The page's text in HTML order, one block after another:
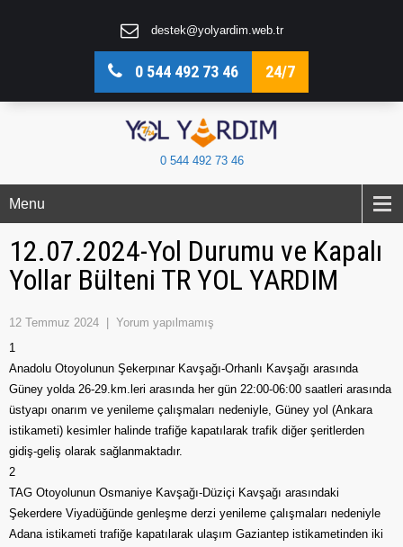
destek@yolyardim.web.tr
0 544 492 73 46 24/7
0 544 492 73 46
Menu
12.07.2024-Yol Durumu ve Kapalı
Yollar Bülteni TR YOL YARDIM
12 Temmuz 2024
Yorum yapılmamış
1
Anadolu Otoyolunun Şekerpınar Kavşağı-Orhanlı Kavşağı arasında
Güney yolda 26-29.km.leri arasında her gün 22:00-06:00 saatleri arasında
üstyapı onarım ve yenileme çalışmaları nedeniyle, Güney yol (Ankara
istikameti) kesimler halinde trafiğe kapatılarak trafik diğer şeritlerden
gidiş-geliş olarak sağlanmaktadır.
2
TAG Otoyolunun Osmaniye Kavşağı-Düziçi Kavşağı arasındaki
Şekerdere Viyadüğünde genleşme derzi yenileme çalışmaları nedeniyle
Adana istikameti trafiğe kapatılarak ulaşım Gaziantep istikametinden iki